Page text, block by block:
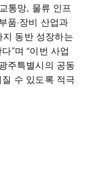
통망, 물류 인프
품·장비 산업과
동반 성장하는
”며 “이번 사업
주특별시의 공동
수 있도록 적극